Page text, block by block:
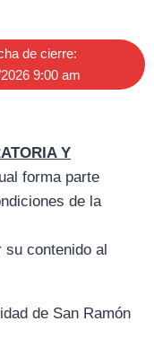
de cierre:
9:00 am
Y
forma parte
de la
su contenido al
de San Ramón